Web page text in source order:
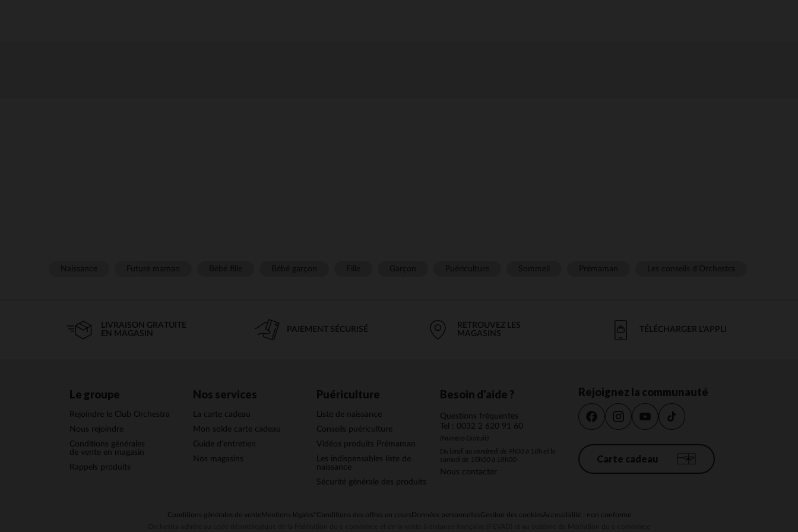
LIVRAISON GRATUITE
EN MAGASIN
PAIEMENT SÉCURISÉ
RETROUVEZ LES
MAGASINS
TÉLÉCHARGER L'APPLI
Le groupe
Rejoindre le Club Orchestra
Nous rejoindre
Conditions générales
de vente en magasin
Rappels produits
Nos services
La carte cadeau
Mon solde carte cadeau
Guide d'entretien
Nos magasins
Puériculture
Liste de naissance
Conseils puériculture
Vidéos produits Prémaman
Les indispensables liste de
naissance
Sécurité générale des produits
Besoin d'aide ?
Questions fréquentes
Tel : 0032 2 620 91 60
(Numéro Gratuit)
Du lundi au vendredi de 9h00 à 18h et le
samedi de 10h00 à 18h00
Nous contacter
Rejoignez la communauté
Carte cadeau
Conditions générales de venteMentions légales *Conditions des offres en cours Données personnellesGestion des cookiesAccessibilité : non conforme